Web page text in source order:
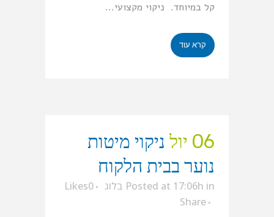
קל במיוחד. ניקוי מקצועי...
קרא עוד
06 יול
ניקוי מיטות
נוער בבית הלקוח
Posted at 17:06h in בלוג 0
Likes
Share